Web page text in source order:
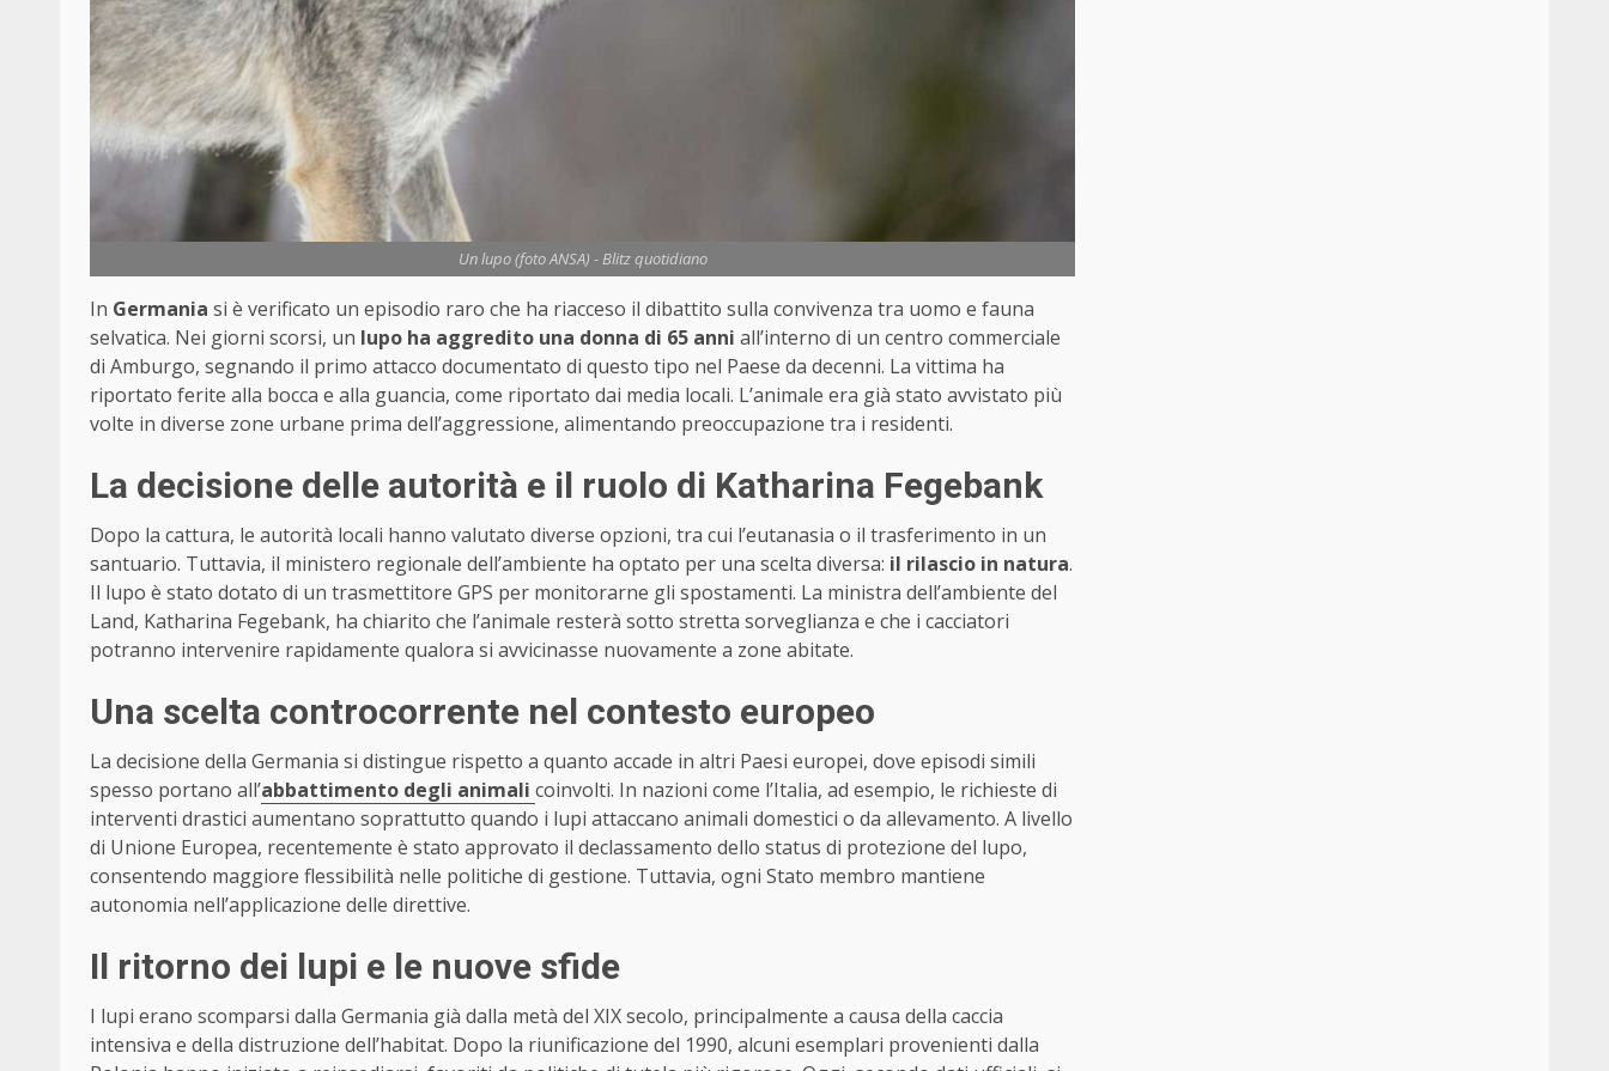
Un lupo (foto ANSA) - Blitz quotidiano
In Germania si è verificato un episodio raro che ha riacceso il dibattito sulla convivenza tra uomo e fauna
selvatica. Nei giorni scorsi, un lupo ha aggredito una donna di 65 anni all’interno di un centro commerciale
di Amburgo, segnando il primo attacco documentato di questo tipo nel Paese da decenni. La vittima ha
riportato ferite alla bocca e alla guancia, come riportato dai media locali. L’animale era già stato avvistato più
volte in diverse zone urbane prima dell’aggressione, alimentando preoccupazione tra i residenti.
La decisione delle autorità e il ruolo di Katharina Fegebank
Dopo la cattura, le autorità locali hanno valutato diverse opzioni, tra cui l’eutanasia o il trasferimento in un
santuario. Tuttavia, il ministero regionale dell’ambiente ha optato per una scelta diversa: il rilascio in natura.
Il lupo è stato dotato di un trasmettitore GPS per monitorarne gli spostamenti. La ministra dell’ambiente del
Land, Katharina Fegebank, ha chiarito che l’animale resterà sotto stretta sorveglianza e che i cacciatori
potranno intervenire rapidamente qualora si avvicinasse nuovamente a zone abitate.
Una scelta controcorrente nel contesto europeo
La decisione della Germania si distingue rispetto a quanto accade in altri Paesi europei, dove episodi simili
spesso portano all’abbattimento degli animali coinvolti. In nazioni come l’Italia, ad esempio, le richieste di
interventi drastici aumentano soprattutto quando i lupi attaccano animali domestici o da allevamento. A livello
di Unione Europea, recentemente è stato approvato il declassamento dello status di protezione del lupo,
consentendo maggiore flessibilità nelle politiche di gestione. Tuttavia, ogni Stato membro mantiene
autonomia nell’applicazione delle direttive.
Il ritorno dei lupi e le nuove sfide
I lupi erano scomparsi dalla Germania già dalla metà del XIX secolo, principalmente a causa della caccia
intensiva e della distruzione dell’habitat. Dopo la riunificazione del 1990, alcuni esemplari provenienti dalla